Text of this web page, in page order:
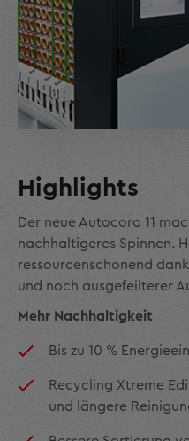
Highlights
Der neue Autocoro 11
nachhaltigeres Spinnen.
ressourcenschonend
und noch ausgefeilterer
Mehr Nachhaltigkeit
Bis zu 10 %
Recycling Xtreme
und längere